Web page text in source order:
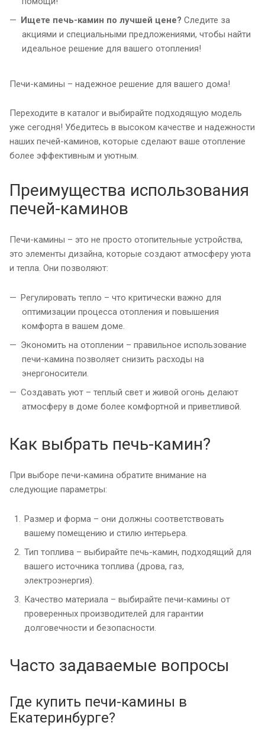
Ищете печь-камин по лучшей цене? Следите за
акциями и специальными предложениями, чтобы найти
идеальное решение для вашего отопления!
Печи-камины – надежное решение для вашего дома!
Переходите в каталог и выбирайте подходящую модель
уже сегодня! Убедитесь в высоком качестве и надежности
наших печей-каминов, которые сделают ваше отопление
более эффективным и уютным.
Преимущества использования
печей-каминов
Печи-камины – это не просто отопительные устройства,
это элементы дизайна, которые создают атмосферу уюта
и тепла. Они позволяют:
Регулировать тепло – что критически важно для
оптимизации процесса отопления и повышения
комфорта в вашем доме.
Экономить на отоплении – правильное использование
печи-камина позволяет снизить расходы на
энергоносители.
Создавать уют – теплый свет и живой огонь делают
атмосферу в доме более комфортной и приветливой.
Как выбрать печь-камин?
При выборе печи-камина обратите внимание на
следующие параметры:
Размер и форма – они должны соответствовать
вашему помещению и стилю интерьера.
Тип топлива – выбирайте печь-камин, подходящий для
вашего источника топлива (дрова, газ,
электроэнергия).
Качество материала – выбирайте печи-камины от
проверенных производителей для гарантии
долговечности и безопасности.
Часто задаваемые вопросы
Где купить печи-камины в
Екатеринбурге?